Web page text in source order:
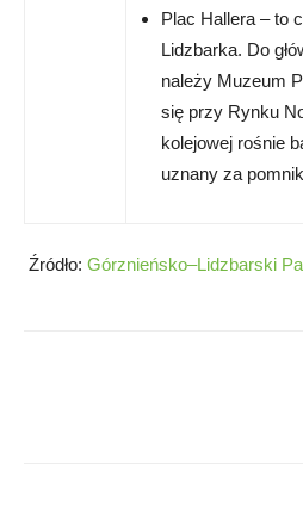
Plac Hallera – to
Lidzbarka. Do
należy Muzeum
się przy Rynku
kolejowej rośnie
uznany za
Źródło: Górznieńsko–Lidzbarski